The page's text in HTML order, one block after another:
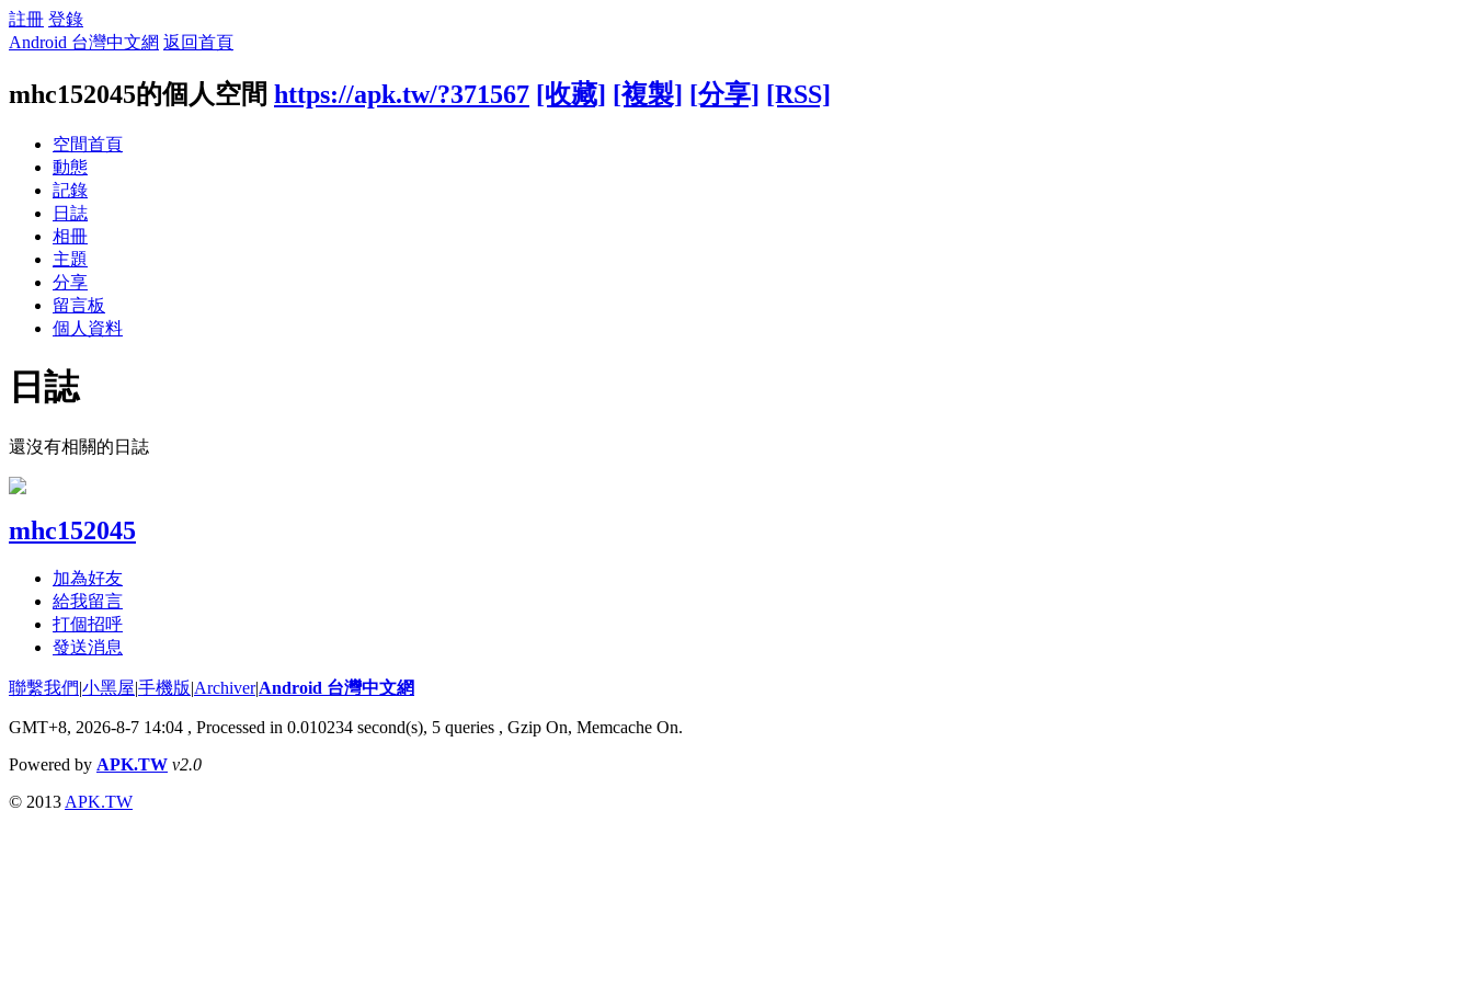
註冊 登錄
Android 台灣中文網 返回首頁
mhc152045的個人空間 https://apk.tw/?371567 [收藏] [複製] [分享] [RSS]
空間首頁
動態
記錄
日誌
相冊
主題
分享
留言板
個人資料
日誌
還沒有相關的日誌
mhc152045
加為好友
給我留言
打個招呼
發送消息
聯繫我們|小黑屋|手機版|Archiver|Android 台灣中文網
GMT+8, 2026-8-7 14:04 , Processed in 0.010234 second(s), 5 queries , Gzip On, Memcache On.
Powered by APK.TW v2.0
© 2013 APK.TW